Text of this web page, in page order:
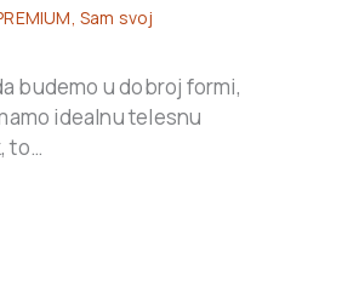
,Sam svoj
budemo u dobroj formi,
idealnu telesnu
to…